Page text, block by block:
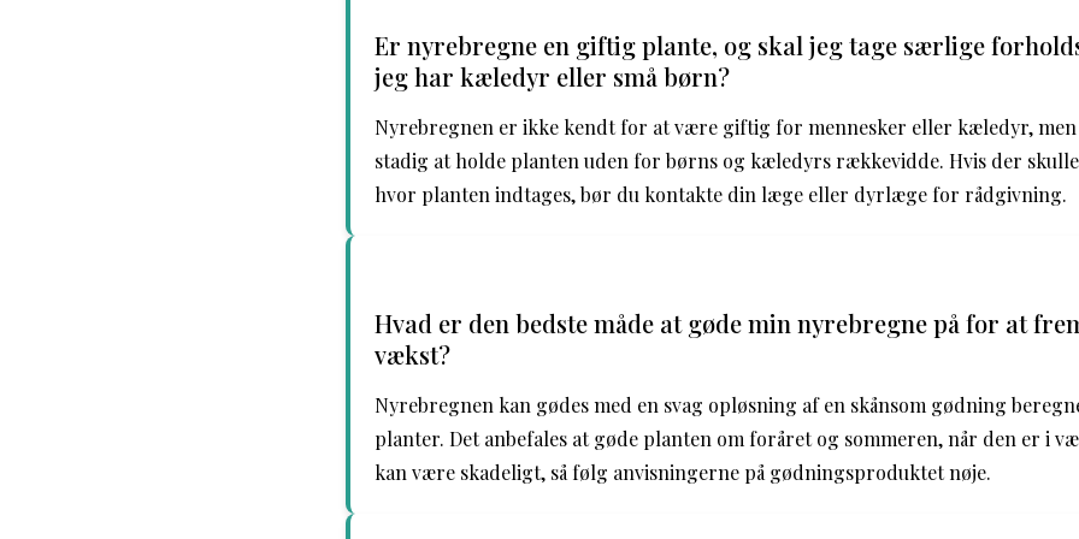
Er nyrebregne en giftig plante, og skal jeg tage særlige
jeg har kæledyr eller små børn?
Nyrebregnen er ikke kendt for at være giftig for mennesker eller kæledyr, men
stadig at holde planten uden for børns og kæledyrs rækkevidde. Hvis der
hvor planten indtages, bør du kontakte din læge eller dyrlæge for rådgivning.
Hvad er den bedste måde at gøde min nyrebregne på for at
vækst?
Nyrebregnen kan gødes med en svag opløsning af en skånsom gødning
planter. Det anbefales at gøde planten om foråret og sommeren, når den er i
kan være skadeligt, så følg anvisningerne på gødningsproduktet nøje.